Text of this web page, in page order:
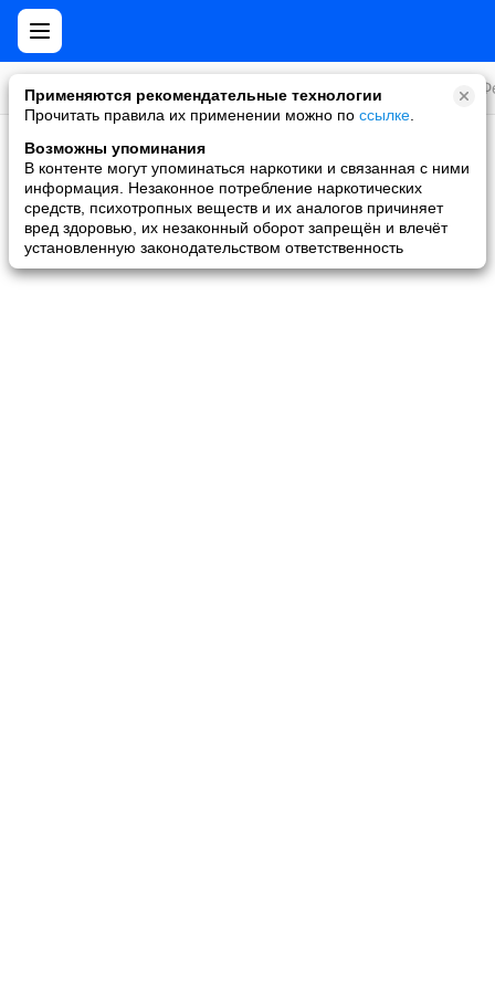
Все игры
Применяются рекомендательные технологии
Прочитать правила их применении можно по ссылке
Возможны упоминания
В контенте могут упоминаться наркотики и связанная с ними
информация. Незаконное потребление наркотических
средств, психотропных веществ и их аналогов причиняет
вред здоровью, их незаконный оборот запрещён и влечёт
установленную законодательством ответственность
Скидки и акции
Ни одной игры не найдено